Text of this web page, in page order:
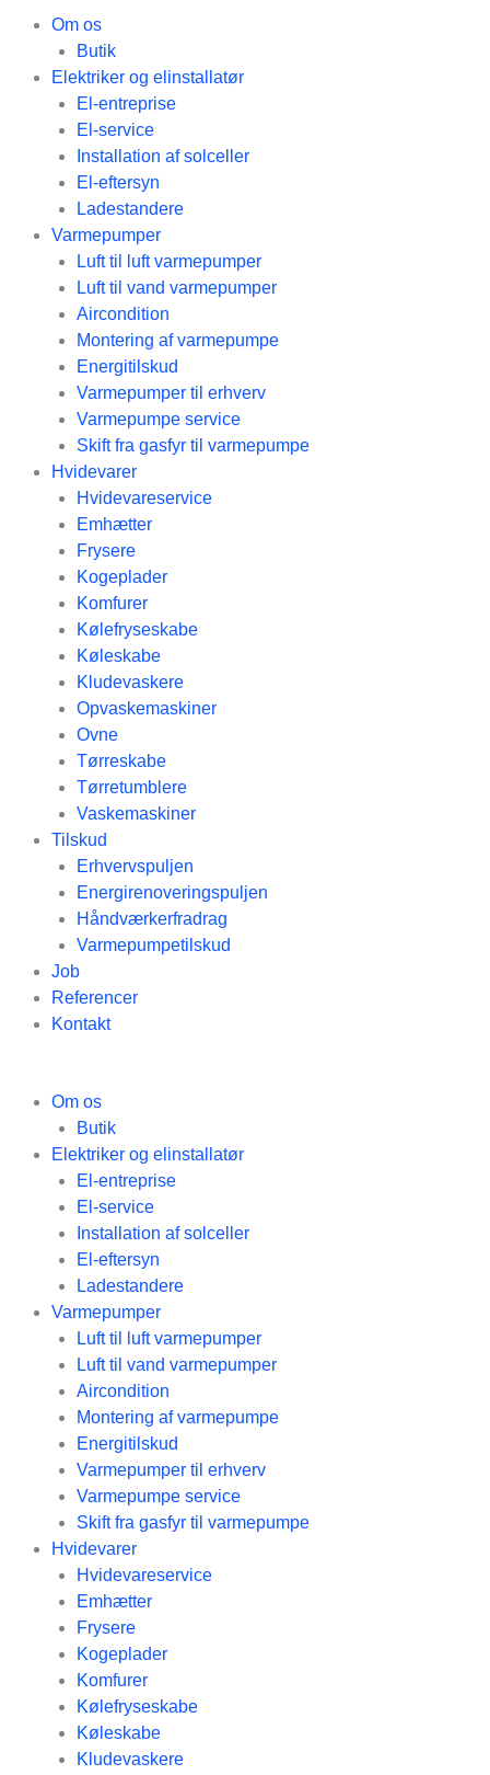
Om os
Butik
Elektriker og elinstallatør
El-entreprise
El-service
Installation af solceller
El-eftersyn
Ladestandere
Varmepumper
Luft til luft varmepumper
Luft til vand varmepumper
Aircondition
Montering af varmepumpe
Energitilskud
Varmepumper til erhverv
Varmepumpe service
Skift fra gasfyr til varmepumpe
Hvidevarer
Hvidevareservice
Emhætter
Frysere
Kogeplader
Komfurer
Kølefryseskabe
Køleskabe
Kludevaskere
Opvaskemaskiner
Ovne
Tørreskabe
Tørretumblere
Vaskemaskiner
Tilskud
Erhvervspuljen
Energirenoveringspuljen
Håndværkerfradrag
Varmepumpetilskud
Job
Referencer
Kontakt
Om os
Butik
Elektriker og elinstallatør
El-entreprise
El-service
Installation af solceller
El-eftersyn
Ladestandere
Varmepumper
Luft til luft varmepumper
Luft til vand varmepumper
Aircondition
Montering af varmepumpe
Energitilskud
Varmepumper til erhverv
Varmepumpe service
Skift fra gasfyr til varmepumpe
Hvidevarer
Hvidevareservice
Emhætter
Frysere
Kogeplader
Komfurer
Kølefryseskabe
Køleskabe
Kludevaskere